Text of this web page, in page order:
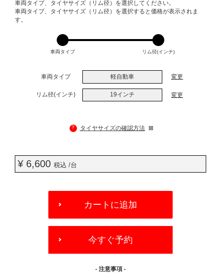
VARIATIONS
車両タイプ、タイヤサイズ（リム径）を選択してください。
車両タイプ、タイヤサイズ（リム径）を選択すると価格が表示されま
す。
車両タイプ リム径(インチ)
車両タイプ 軽自動車 変更
リム径(インチ) 19インチ 変更
? タイヤサイズの確認方法
¥ 6,600 税込 /台
OPTIONS
カートに追加
今すぐ予約
- 注意事項 -